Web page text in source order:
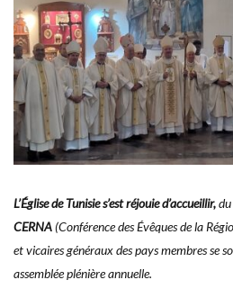
L’Église de Tunisie s’est réjouie d’accueillir,
CERNA(Conférence des Évêques de la
et vicaires généraux des pays membres se
assemblée plénière annuelle.